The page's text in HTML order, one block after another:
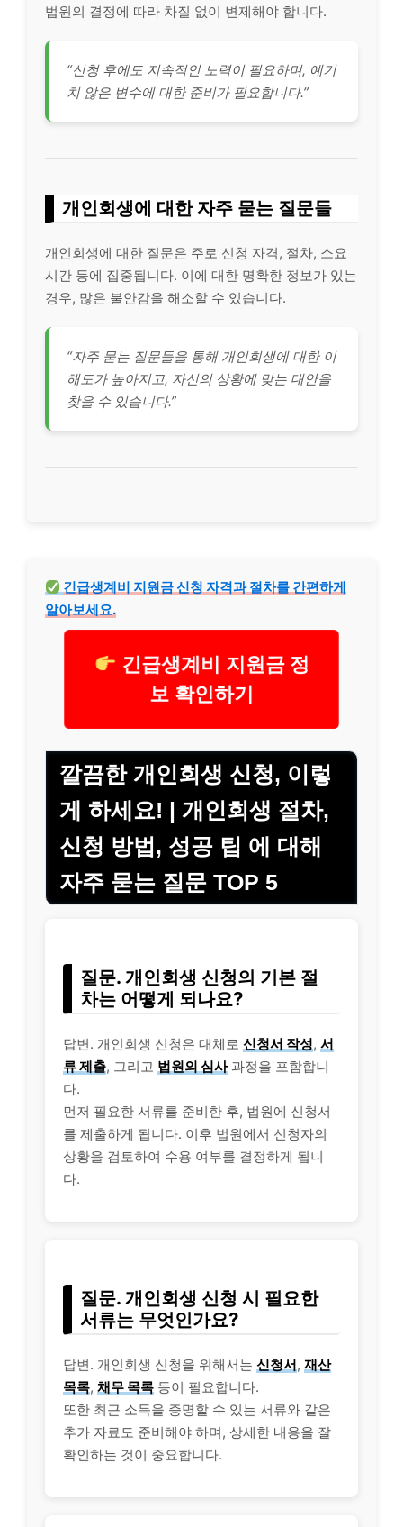
법원의 결정에 따라 차질 없이 변제해야 합니다.
“신청 후에도 지속적인 노력이 필요하며, 예기
치 않은 변수에 대한 준비가 필요합니다.”
개인회생에 대한 자주 묻는 질문들
개인회생에 대한 질문은 주로 신청 자격, 절차, 소요
시간 등에 집중됩니다. 이에 대한 명확한 정보가 있는
경우, 많은 불안감을 해소할 수 있습니다.
“자주 묻는 질문들을 통해 개인회생에 대한 이
해도가 높아지고, 자신의 상황에 맞는 대안을
찾을 수 있습니다.”
긴급생계비 지원금 신청 자격과 절차를 간편하게
알아보세요.
긴급생계비 지원금 정
보 확인하기
깔끔한 개인회생 신청, 이렇
게 하세요! | 개인회생 절차,
신청 방법, 성공 팁 에 대해
자주 묻는 질문 TOP 5
질문. 개인회생 신청의 기본 절
차는 어떻게 되나요?
답변. 개인회생 신청은 대체로 신청서 작성, 서
류 제출, 그리고 법원의 심사과정을 포함합니
다.
먼저 필요한 서류를 준비한 후, 법원에 신청서
를 제출하게 됩니다. 이후 법원에서 신청자의
상황을 검토하여 수용 여부를 결정하게 됩니
다.
질문. 개인회생 신청 시 필요한
서류는 무엇인가요?
답변. 개인회생 신청을 위해서는 신청서, 재산
목록, 채무 목록 등이 필요합니다.
또한 최근 소득을 증명할 수 있는 서류와 같은
추가 자료도 준비해야 하며, 상세한 내용을 잘
확인하는 것이 중요합니다.